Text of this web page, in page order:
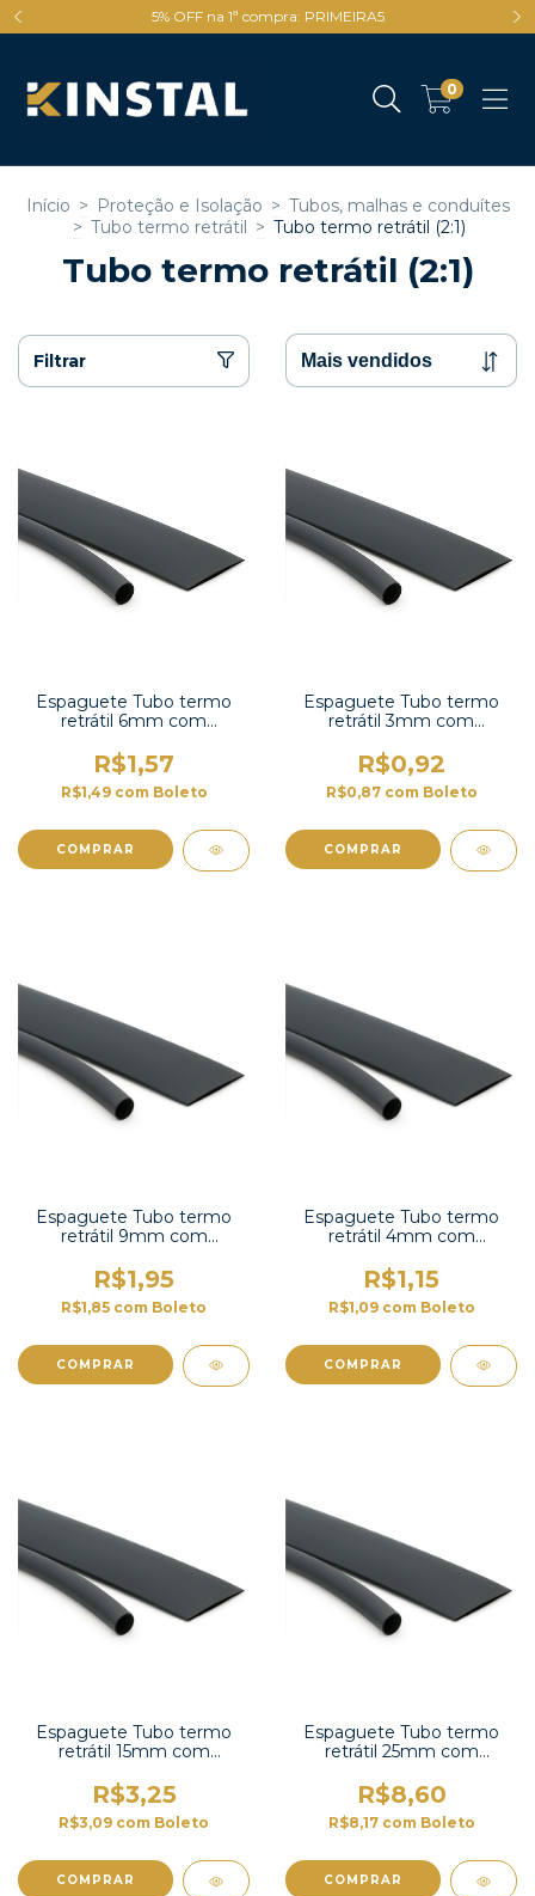
5% OFF na 1ª compra: PRIMEIRA5
0
Início > Proteção e Isolação > Tubos, malhas e conduítes
> Tubo termo retrátil > Tubo termo retrátil (2:1)
Tubo termo retrátil (2:1)
Filtrar
Espaguete Tubo termo
retrátil 6mm com
R$1,57
R$1,49 com Boleto
COMPRAR
Espaguete Tubo termo
retrátil 3mm com
R$0,92
R$0,87 com Boleto
COMPRAR
Espaguete Tubo termo
retrátil 9mm com
R$1,95
R$1,85 com Boleto
COMPRAR
Espaguete Tubo termo
retrátil 4mm com
R$1,15
R$1,09 com Boleto
COMPRAR
Espaguete Tubo termo
retrátil 15mm com
R$3,25
R$3,09 com Boleto
COMPRAR
Espaguete Tubo termo
retrátil 25mm com
R$8,60
R$8,17 com Boleto
COMPRAR